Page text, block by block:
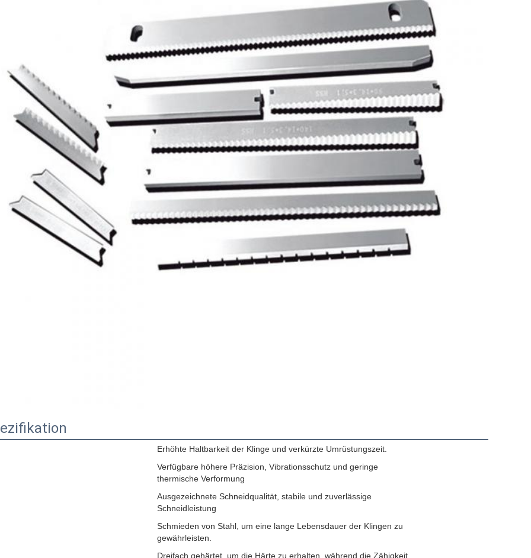
Erhöhte Haltbarkeit der Klinge und verkürzte Umrüstungszeit.
Verfügbare höhere Präzision, Vibrationsschutz und geringe
thermische Verformung
Ausgezeichnete Schneidqualität, stabile und zuverlässige
Schneidleistung
Schmieden von Stahl, um eine lange Lebensdauer der Klingen zu
gewährleisten.
Dreifach gehärtet, um die Härte zu erhalten, während die Zähigkeit